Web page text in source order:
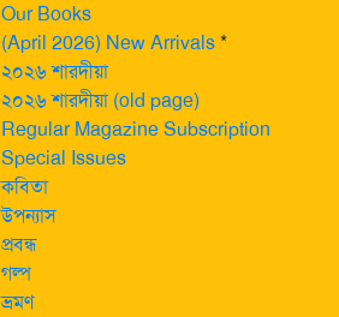
Our Books
(April 2026) New Arrivals*
২০২৬ শারদীয়া
২০২৬ শারদীয়া (old page)
Regular Magazine Subscription
Special Issues
কবিতা
উপন্যাস
প্রবন্ধ
গল্প
ভ্রমণ